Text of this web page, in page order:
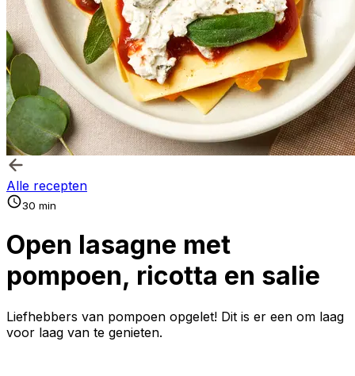
Alle recepten
30 min
Open lasagne met
pompoen, ricotta en salie
Liefhebbers van pompoen opgelet! Dit is er een om laag
voor laag van te genieten.